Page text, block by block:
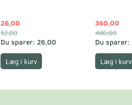
26,00
52,00
Du sparer: 26,00
Læg i kurv
360,00
480,00
Du sparer:
Læg i kurv